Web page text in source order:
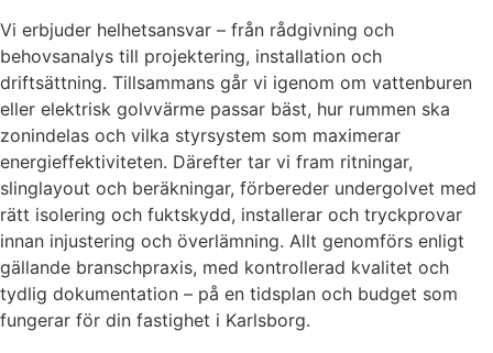
Vi erbjuder helhetsansvar – från rådgivning och
behovsanalys till projektering, installation och
driftsättning. Tillsammans går vi igenom om vattenburen
eller elektrisk golvvärme passar bäst, hur rummen ska
zonindelas och vilka styrsystem som maximerar
energieffektiviteten. Därefter tar vi fram ritningar,
slinglayout och beräkningar, förbereder undergolvet med
rätt isolering och fuktskydd, installerar och tryckprovar
innan injustering och överlämning. Allt genomförs enligt
gällande branschpraxis, med kontrollerad kvalitet och
tydlig dokumentation – på en tidsplan och budget som
fungerar för din fastighet i Karlsborg.